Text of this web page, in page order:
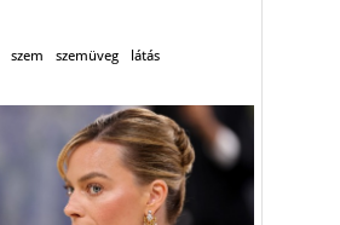
szem szemüveg látás